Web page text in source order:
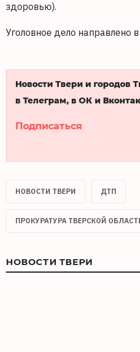
здоровью).
Уголовное дело направлено в
Новости Твери и городов
в Телеграм, в ОК и
Подписаться
НОВОСТИ ТВЕРИ ДТП
ПРОКУРАТУРА ТВЕРСКОЙ
НОВОСТИ ТВЕРИ